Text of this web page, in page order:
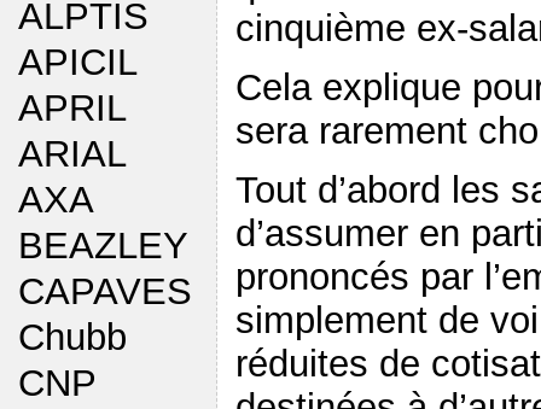
ALPTIS
APICIL
APRIL
ARIAL
AXA
BEAZLEY
CAPAVES
Chubb
CNP
cinquième ex-
Cela explique
sera rarement
Tout d’abord les
d’assumer en
prononcés par
simplement de
réduites de